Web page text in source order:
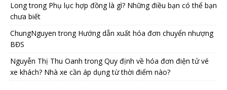
Longtrong Phụ lục hợp đồng là gì? Những điều bạn có thể bạn
chưa biết
ChungNguyen trong Hướng dẫn xuất hóa đơn chuyển nhượng
BĐS
Nguyễn Thị Thu Oanh trongQuy định về hóa đơn điện tử vé
xe khách? Nhà xe cần áp dụng từ thời điểm nào?